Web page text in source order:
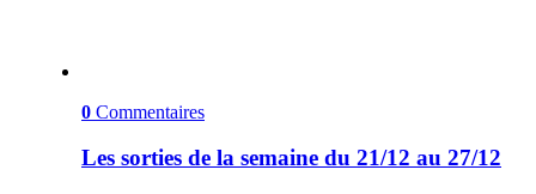
0 Commentaires
Les sorties de la semaine du 21/12 au 27/12